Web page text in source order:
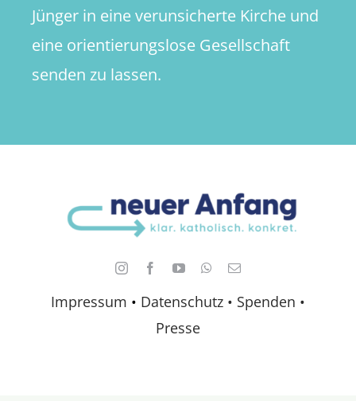
Impressum • Datenschutz • Spenden •
Presse
Jünger in eine verunsicherte Kirche und
eine orientierungslose Gesellschaft
senden zu lassen.